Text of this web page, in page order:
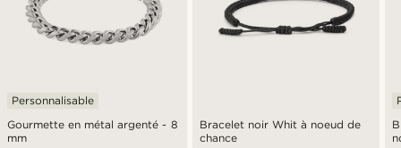
Gourmette en métal argenté - 8
mm
Personnalisable
Bracelet noir Whit à noeud de
chance